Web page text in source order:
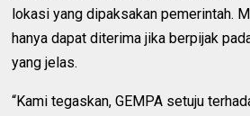
lokasi yang dipaksakan pemerintah.
hanya dapat diterima jika berpijak
yang jelas.
“Kami tegaskan, GEMPA setuju